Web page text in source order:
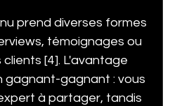
prend diverses formes
témoignages ou
[4]. L'avantage
gagnant-gagnant : vous
à partager, tandis